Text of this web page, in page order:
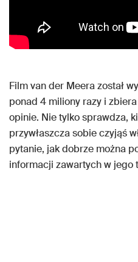
Film van der Meera został
ponad 4 miliony razy i
opinie. Nie tylko sprawdza,
przywłaszcza sobie czyjąś
pytanie, jak dobrze można
informacji zawartych w jego